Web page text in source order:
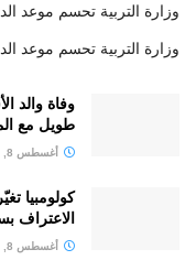
وزارة التربية تحسم موعد الدخول
وزارة التربية تحسم موعد الدخول
وفاة والد
طويل مع
أغسطس 8, 2026
كولومبيا
الاعتراف
أغسطس 8, 2026